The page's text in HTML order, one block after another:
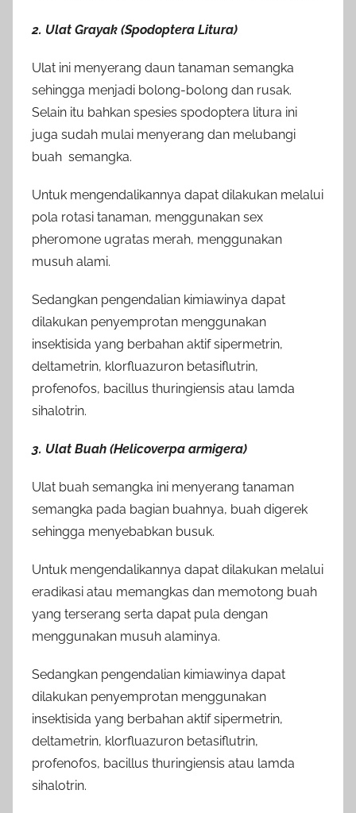
2. Ulat Grayak (Spodoptera Litura)
Ulat ini menyerang daun tanaman semangka
sehingga menjadi bolong-bolong dan rusak.
Selain itu bahkan spesies spodoptera litura ini
juga sudah mulai menyerang dan melubangi
buah semangka.
Untuk mengendalikannya dapat dilakukan melalui
pola rotasi tanaman, menggunakan sex
pheromone ugratas merah, menggunakan
musuh alami.
Sedangkan pengendalian kimiawinya dapat
dilakukan penyemprotan menggunakan
insektisida yang berbahan aktif sipermetrin,
deltametrin, klorfluazuron betasiflutrin,
profenofos, bacillus thuringiensis atau lamda
sihalotrin.
3. Ulat Buah (Helicoverpa armigera)
Ulat buah semangka ini menyerang tanaman
semangka pada bagian buahnya, buah digerek
sehingga menyebabkan busuk.
Untuk mengendalikannya dapat dilakukan melalui
eradikasi atau memangkas dan memotong buah
yang terserang serta dapat pula dengan
menggunakan musuh alaminya.
Sedangkan pengendalian kimiawinya dapat
dilakukan penyemprotan menggunakan
insektisida yang berbahan aktif sipermetrin,
deltametrin, klorfluazuron betasiflutrin,
profenofos, bacillus thuringiensis atau lamda
sihalotrin.